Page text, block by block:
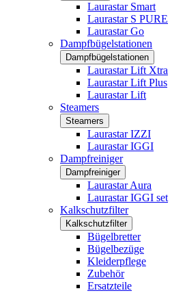
Laurastar Smart
Laurastar S PURE
Laurastar Go
Dampfbügelstationen
Dampfbügelstationen
Laurastar Lift Xtra
Laurastar Lift Plus
Laurastar Lift
Steamers
Steamers
Laurastar IZZI
Laurastar IGGI
Dampfreiniger
Dampfreiniger
Laurastar Aura
Laurastar IGGI set
Kalkschutzfilter
Kalkschutzfilter
Bügelbretter
Bügelbezüge
Kleiderpflege
Zubehör
Ersatzteile